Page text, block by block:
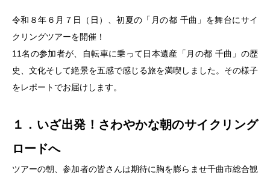
令和８年６月７日（日）、初夏の「月の都 千曲」を舞台にサイ
クリングツアーを開催！
11名の参加者が、自転車に乗って日本遺産「月の都 千曲」の歴
史、文化そして絶景を五感で感じる旅を満喫しました。その様子
をレポートでお届けします。
１．いざ出発！さわやかな朝のサイクリング
ロードへ
ツアーの朝、参加者の皆さんは期待に胸を膨らませ千曲市総合観